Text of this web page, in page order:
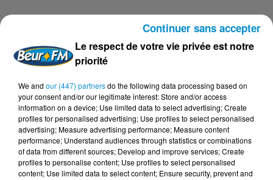
Le respect de votre vie privée est notre
priorité
We and our (447) partnersdo the following data processing based on
your consent and/or our legitimate interest: Store and/or access
information on a device; Use limited data to select advertising; Create
profiles for personalised advertising; Use profiles to select personalised
advertising; Measure advertising performance; Measure content
performance; Understand audiences through statistics or combinations
of data from different sources; Develop and improve services; Create
profiles to personalise content; Use profiles to select personalised
content; Use limited data to select content; Ensure security, prevent and
Continuer sans accepter